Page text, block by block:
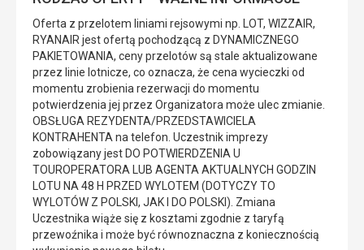
Oferta z przelotem liniami rejsowymi np. LOT, WIZZAIR,
RYANAIR jest ofertą pochodzącą z DYNAMICZNEGO
PAKIETOWANIA, ceny przelotów są stale aktualizowane
przez linie lotnicze, co oznacza, że cena wycieczki od
momentu zrobienia rezerwacji do momentu
potwierdzenia jej przez Organizatora może ulec zmianie.
OBSŁUGA REZYDENTA/PRZEDSTAWICIELA
KONTRAHENTA na telefon. Uczestnik imprezy
zobowiązany jest DO POTWIERDZENIA U
TOUROPERATORA LUB AGENTA AKTUALNYCH GODZIN
LOTU NA 48 H PRZED WYLOTEM (DOTYCZY TO
WYLOTÓW Z POLSKI, JAK I DO POLSKI). Zmiana
Uczestnika wiąże się z kosztami zgodnie z taryfą
przewoźnika i może być równoznaczna z koniecznością